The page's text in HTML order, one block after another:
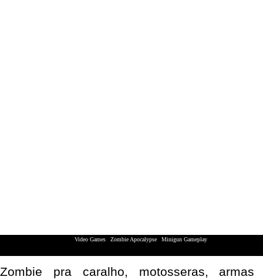
Video Games Zombie Apocalypse
Minigun Gameplay
Zombie pra caralho, motosseras,